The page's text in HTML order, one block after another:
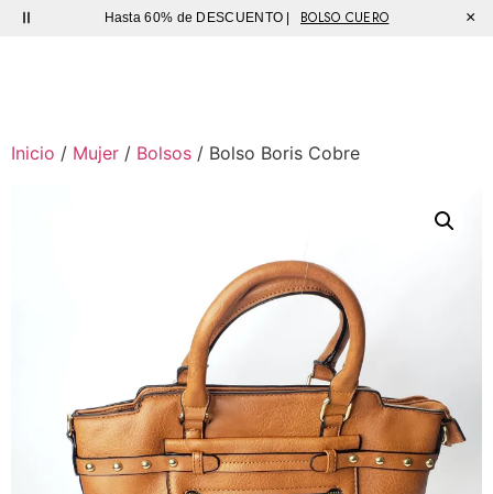
Hasta 60% de DESCUENTO | BOLSO CUERO ×
Inicio / Mujer / Bolsos / Bolso Boris Cobre